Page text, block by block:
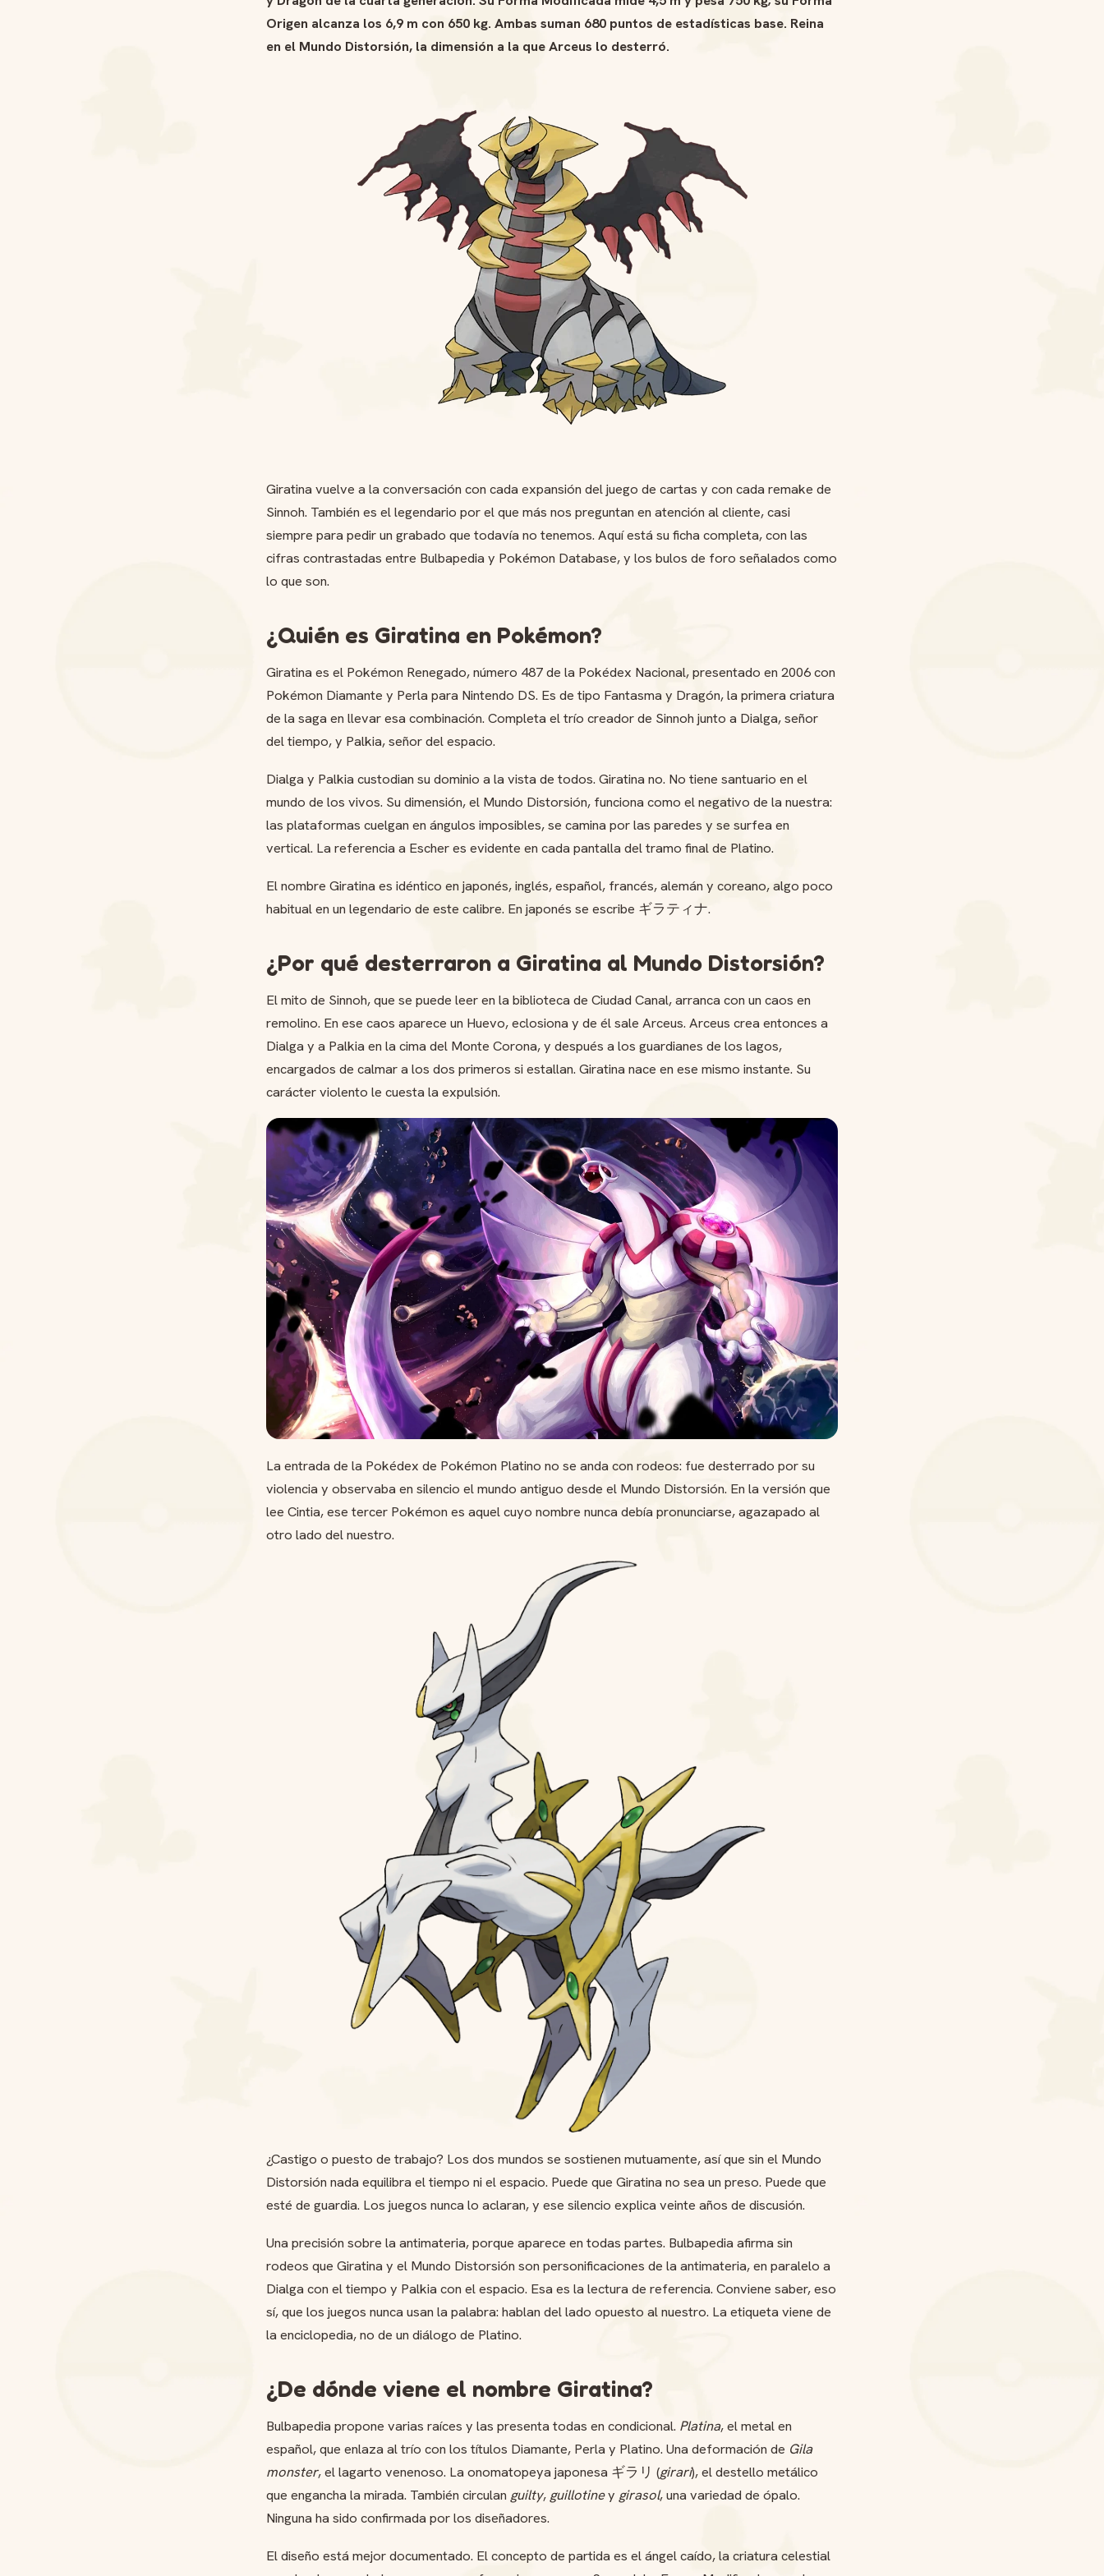
Origen alcanza los 6,9 m con 650 kg. Ambas suman 680 puntos de estadísticas base. Reina
en el Mundo Distorsión, la dimensión a la que Arceus lo desterró.
Giratina vuelve a la conversación con cada expansión del juego de cartas y con cada remake de
Sinnoh. También es el legendario por el que más nos preguntan en atención al cliente, casi
siempre para pedir un grabado que todavía no tenemos. Aquí está su ficha completa, con las
cifras contrastadas entre Bulbapedia y Pokémon Database, y los bulos de foro señalados como
lo que son.
¿Quién es Giratina en Pokémon?
Giratina es el Pokémon Renegado, número 487 de la Pokédex Nacional, presentado en 2006 con
Pokémon Diamante y Perla para Nintendo DS. Es de tipo Fantasma y Dragón, la primera criatura
de la saga en llevar esa combinación. Completa el trío creador de Sinnoh junto a Dialga, señor
del tiempo, y Palkia, señor del espacio.
Dialga y Palkia custodian su dominio a la vista de todos. Giratina no. No tiene santuario en el
mundo de los vivos. Su dimensión, el Mundo Distorsión, funciona como el negativo de la nuestra:
las plataformas cuelgan en ángulos imposibles, se camina por las paredes y se surfea en
vertical. La referencia a Escher es evidente en cada pantalla del tramo final de Platino.
El nombre Giratina es idéntico en japonés, inglés, español, francés, alemán y coreano, algo poco
habitual en un legendario de este calibre. En japonés se escribe ギラティナ.
¿Por qué desterraron a Giratina al Mundo Distorsión?
El mito de Sinnoh, que se puede leer en la biblioteca de Ciudad Canal, arranca con un caos en
remolino. En ese caos aparece un Huevo, eclosiona y de él sale Arceus. Arceus crea entonces a
Dialga y a Palkia en la cima del Monte Corona, y después a los guardianes de los lagos,
encargados de calmar a los dos primeros si estallan. Giratina nace en ese mismo instante. Su
carácter violento le cuesta la expulsión.
La entrada de la Pokédex de Pokémon Platino no se anda con rodeos: fue desterrado por su
violencia y observaba en silencio el mundo antiguo desde el Mundo Distorsión. En la versión que
lee Cintia, ese tercer Pokémon es aquel cuyo nombre nunca debía pronunciarse, agazapado al
otro lado del nuestro.
¿Castigo o puesto de trabajo? Los dos mundos se sostienen mutuamente, así que sin el Mundo
Distorsión nada equilibra el tiempo ni el espacio. Puede que Giratina no sea un preso. Puede que
esté de guardia. Los juegos nunca lo aclaran, y ese silencio explica veinte años de discusión.
Una precisión sobre la antimateria, porque aparece en todas partes. Bulbapedia afirma sin
rodeos que Giratina y el Mundo Distorsión son personificaciones de la antimateria, en paralelo a
Dialga con el tiempo y Palkia con el espacio. Esa es la lectura de referencia. Conviene saber, eso
sí, que los juegos nunca usan la palabra: hablan del lado opuesto al nuestro. La etiqueta viene de
la enciclopedia, no de un diálogo de Platino.
¿De dónde viene el nombre Giratina?
Bulbapedia propone varias raíces y las presenta todas en condicional. Platina, el metal en
español, que enlaza al trío con los títulos Diamante, Perla y Platino. Una deformación de Gila
monster, el lagarto venenoso. La onomatopeya japonesa ギラリ (girari), el destello metálico
que engancha la mirada. También circulan guilty, guillotiney girasol, una variedad de ópalo.
Ninguna ha sido confirmada por los diseñadores.
El diseño está mejor documentado. El concepto de partida es el ángel caído, la criatura celestial